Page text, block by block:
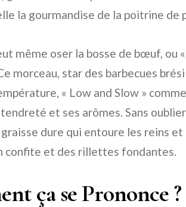
la gourmandise de la poitrine de
même oser la bosse de bœuf, ou
morceau, star des barbecues
« Low and Slow »
et ses arômes. Sans
dure qui entoure les reins et
confite et des rillettes fondantes.
ça se Prononce ?